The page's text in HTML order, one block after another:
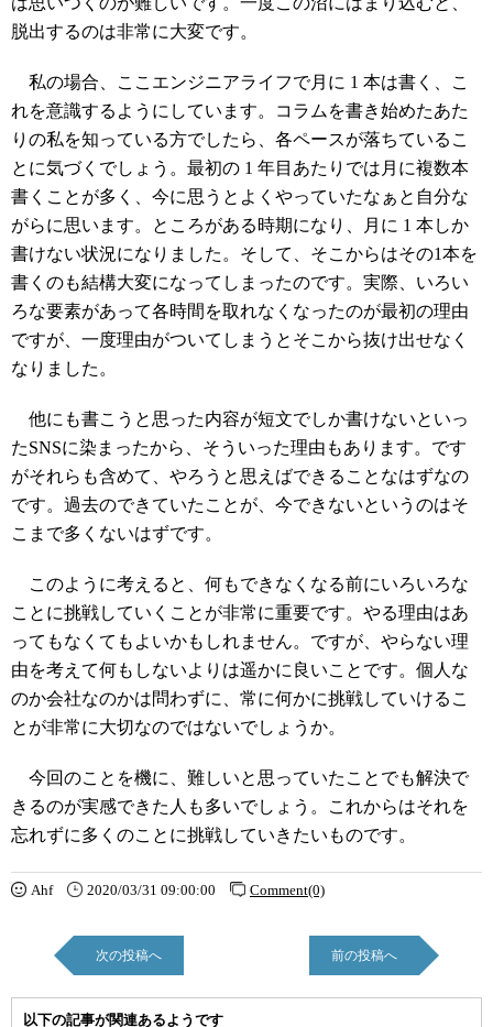
脱出するのは非常に大変です。
私の場合、ここエンジニアライフで月に 1 本は書く、こ
れを意識するようにしています。コラムを書き始めたあた
りの私を知っている方でしたら、各ペースが落ちているこ
とに気づくでしょう。最初の 1 年目あたりでは月に複数本
書くことが多く、今に思うとよくやっていたなぁと自分な
がらに思います。ところがある時期になり、月に 1 本しか
書けない状況になりました。そして、そこからはその1本を
書くのも結構大変になってしまったのです。実際、いろい
ろな要素があって各時間を取れなくなったのが最初の理由
ですが、一度理由がついてしまうとそこから抜け出せなく
なりました。
他にも書こうと思った内容が短文でしか書けないといっ
たSNSに染まったから、そういった理由もあります。です
がそれらも含めて、やろうと思えばできることなはずなの
です。過去のできていたことが、今できないというのはそ
こまで多くないはずです。
このように考えると、何もできなくなる前にいろいろな
ことに挑戦していくことが非常に重要です。やる理由はあ
ってもなくてもよいかもしれません。ですが、やらない理
由を考えて何もしないよりは遥かに良いことです。個人な
のか会社なのかは問わずに、常に何かに挑戦していけるこ
とが非常に大切なのではないでしょうか。
今回のことを機に、難しいと思っていたことでも解決で
きるのが実感できた人も多いでしょう。これからはそれを
忘れずに多くのことに挑戦していきたいものです。
Ahf 2020/03/31 09:00:00 Comment(0)
次の投稿へ 前の投稿へ
以下の記事が関連あるようです